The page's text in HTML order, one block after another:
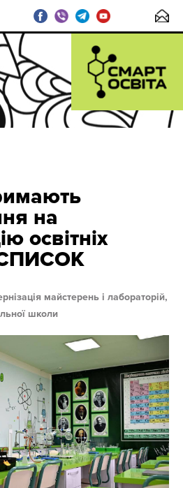
на
освітніх
СПИСОК
майстерень і лабораторій,
школи